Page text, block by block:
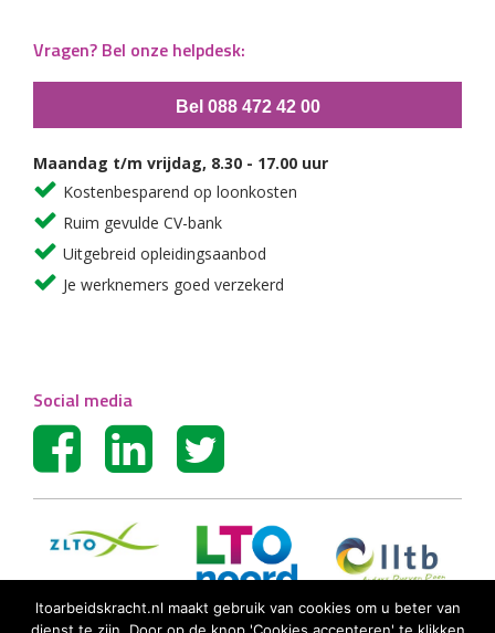
Vragen? Bel onze helpdesk:
Bel 088 472 42 00
Maandag t/m vrijdag, 8.30 - 17.00 uur
Kostenbesparend op loonkosten
Ruim gevulde CV-bank
Uitgebreid opleidingsaanbod
Je werknemers goed verzekerd
Social media
ltoarbeidskracht.nl maakt gebruik van cookies om u beter van